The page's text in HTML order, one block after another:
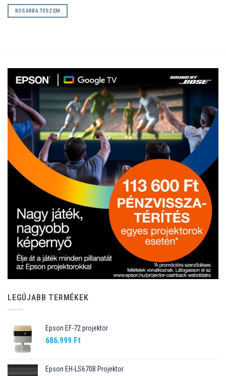
KOSÁRBA TESZEM
LEGÚJABB TERMÉKEK
Epson EF-72 projektor
686.999 Ft
Epson EH-LS670B Projektor